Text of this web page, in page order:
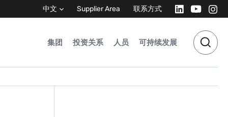
中文 Supplier Area 联系方式
集团 投资关系 人员 可持续发展